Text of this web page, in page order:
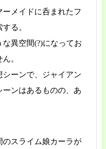
メイドに呑まれたフ
る。
異空間(?)になってお
。
ーンで、ジャイアン
ーンはあるものの、あ
のスライム娘カーラが